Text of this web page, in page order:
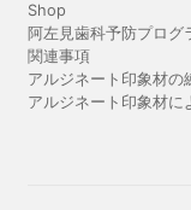
Shop
阿左見歯科予防プログ
関連事項
アルジネート印象材の
アルジネート印象材に